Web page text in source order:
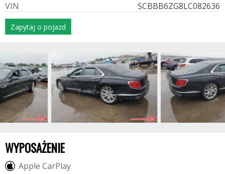
VIN SCBBB6ZG8LC082636
Zapytaj o pojazd
WYPOSAŻENIE
Apple CarPlay